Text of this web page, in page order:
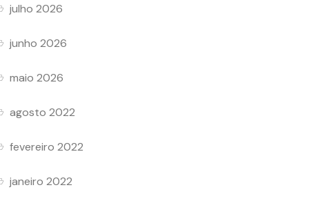
julho 2026
junho 2026
maio 2026
agosto 2022
fevereiro 2022
janeiro 2022